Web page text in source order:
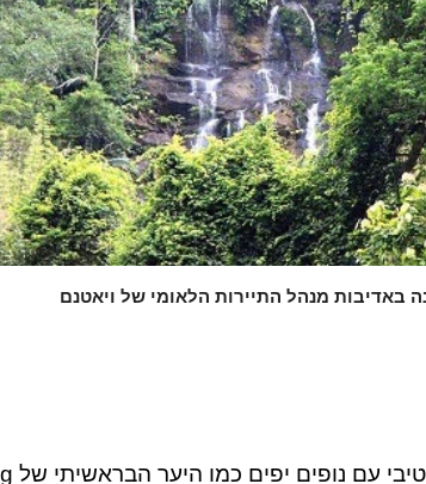
באדיבות מנהל התיירות הלאומי של ויאטנם